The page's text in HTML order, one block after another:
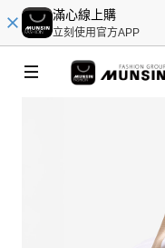
滿心線上購
立刻使用官方APP